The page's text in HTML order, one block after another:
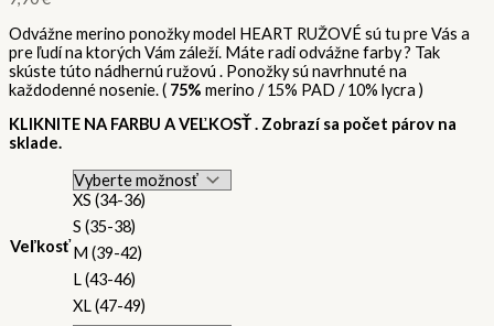
Odvážne merino ponožky model HEART RUŽOVÉ sú tu pre Vás a
pre ľudí na ktorých Vám záleží. Máte radi odvážne farby ? Tak
skúste túto nádhernú ružovú . Ponožky sú navrhnuté na
každodenné nosenie. ( 75% merino / 15% PAD / 10% lycra )
KLIKNITE NA FARBU A VEĽKOSŤ . Zobrazí sa počet párov na
sklade.
Veľkosť
XS (34-36)
S (35-38)
M (39-42)
L (43-46)
XL (47-49)